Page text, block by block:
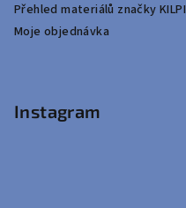
Přehled materiálů značky KILPI
Moje objednávka
Instagram